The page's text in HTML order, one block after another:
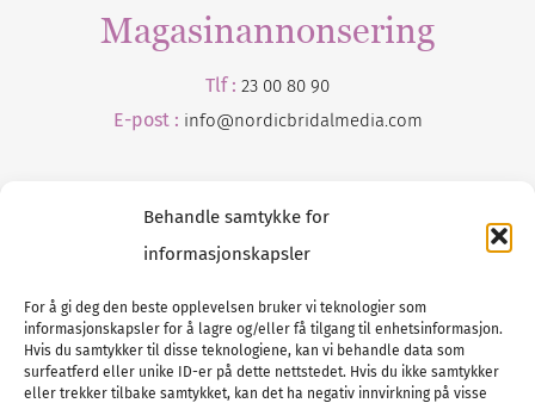
Behandle samtykke for
informasjonskapsler
For å gi deg den beste opplevelsen bruker vi teknologier som
informasjonskapsler for å lagre og/eller få tilgang til enhetsinformasjon.
Hvis du samtykker til disse teknologiene, kan vi behandle data som
surfeatferd eller unike ID-er på dette nettstedet. Hvis du ikke samtykker
eller trekker tilbake samtykket, kan det ha negativ innvirkning på visse
Magasinannonsering
Tlf : 23 00 80 90
E-post : info@nordicbridalmedia.com
Tlf :23 00 80 90
E-post :info@ nordicbridalmedia.com